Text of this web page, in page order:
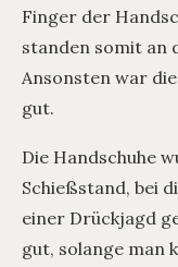
Finger der
standen somit an
Ansonsten war
gut.
Die Handschuhe
Schießstand, bei
einer Drückjagd
gut, solange man